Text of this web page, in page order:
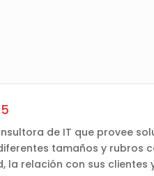
de IT que provee
tamaños y rubros
la relación con sus clientes